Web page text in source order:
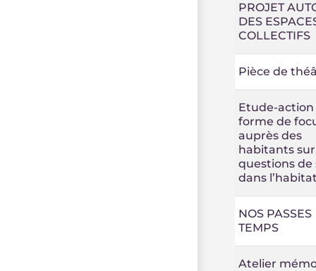
PROJET
DES
COLLECTIFS
Pièce de
Etude-action
forme de
auprès des
habitants sur
questions de
dans
NOS PASSES
TEMPS
Atelier